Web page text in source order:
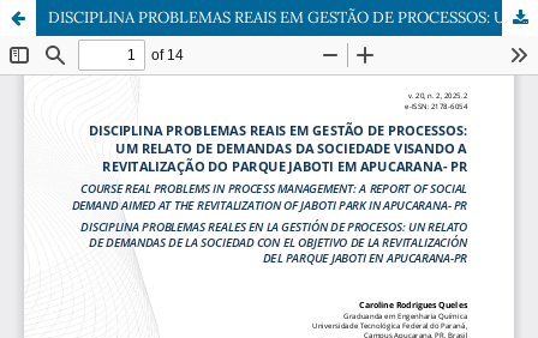
DISCIPLINA PROBLEMAS REAIS EM GESTÃO DE PROCESSOS: UM RELATO DE DEMANDAS DA SOCIEDADE VISANDO A REVITALIZAÇÃO DO PARQUE JABOTI EM APUCARANA- PR